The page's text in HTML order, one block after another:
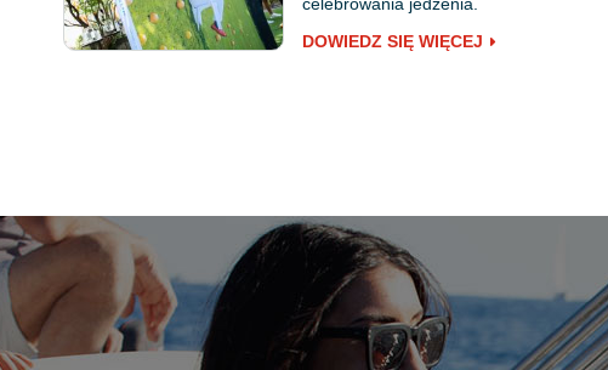
DOWIEDZ SIĘ WIĘCEJ